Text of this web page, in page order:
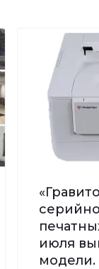
июля
модели.